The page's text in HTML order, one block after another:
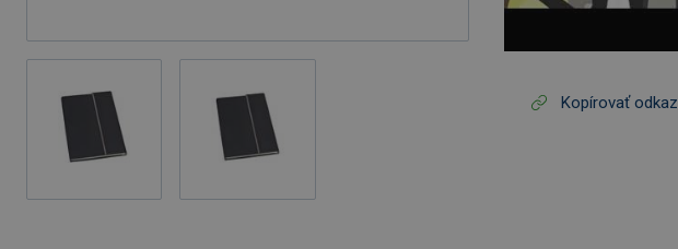
Kopírovať odkaz